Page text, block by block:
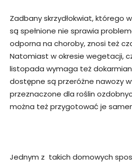
Zadbany skrzydłokwiat, którego
są spełnione nie sprawia
odporna na choroby, znosi też
Natomiast w okresie wegetacji,
listopada wymaga też
dostępne są przeróżne nawozy
przeznaczone dla roślin
można też przygotować je
Jednym z takich domowych